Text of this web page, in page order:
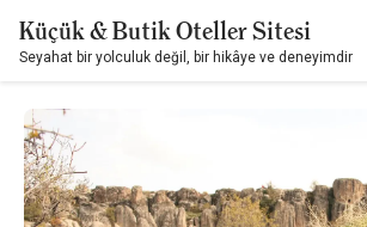
Küçük & Butik Oteller Sitesi
Seyahat bir yolculuk değil, bir hikâye ve deneyimdir